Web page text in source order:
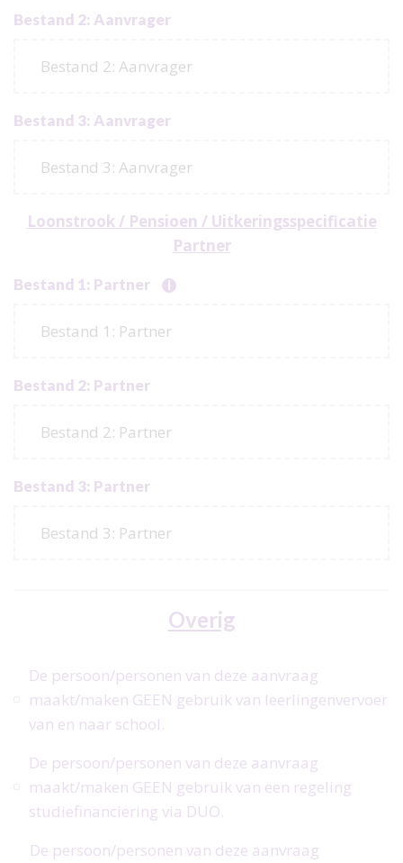
Bestand 2: Aanvrager
Bestand 2: Aanvrager
Bestand 3: Aanvrager
Bestand 3: Aanvrager
Loonstrook / Pensioen / Uitkeringsspecificatie
Partner
Bestand 1: Partner i
Bestand 1: Partner
Bestand 2: Partner
Bestand 2: Partner
Bestand 3: Partner
Bestand 3: Partner
Overig
De persoon/personen van deze aanvraag
maakt/maken GEEN gebruik van leerlingenvervoer
van en naar school.
De persoon/personen van deze aanvraag
maakt/maken GEEN gebruik van een regeling
studiefinanciering via DUO.
De persoon/personen van deze aanvraag